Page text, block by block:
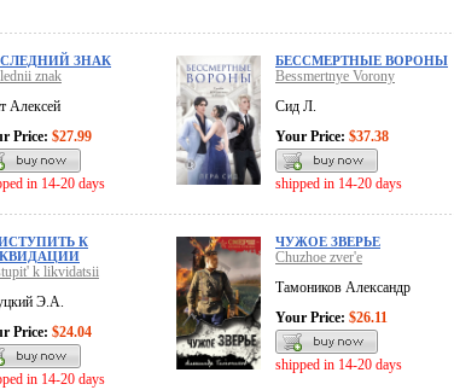
ЗНАК
znak
Алексей
Price: $27.99
in 14-20 days
БЕССМЕРТНЫЕ ВОРОНЫ
Bessmertnye Vorony
Сид Л.
Your Price: $37.38
shipped in 14-20 days
К
k likvidatsii
Э.А.
Price: $24.04
in 14-20 days
ЧУЖОЕ ЗВЕРЬЕ
Chuzhoe zver'e
Тамоников Александр
Your Price: $26.11
shipped in 14-20 days